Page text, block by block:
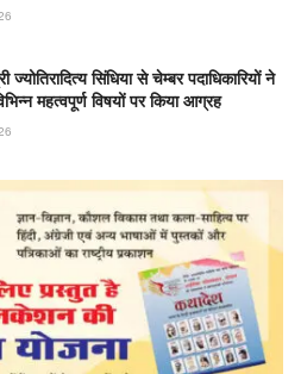
सिंधिया से चेम्बर पदाधिकारियों ने
महत्वपूर्ण विषयों पर किया आग्रह